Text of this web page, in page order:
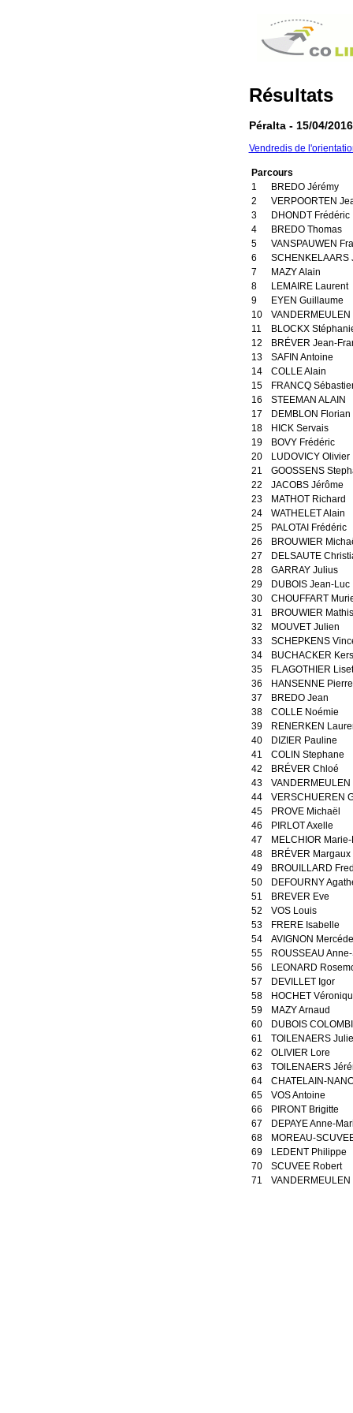
Résultats
Péralta - 15/04/2016
Vendredis de
Parcours
1
BREDO Jérémy
2
VERPOORTEN
3
DHONDT Frédéric
4
BREDO Thomas
5
VANSPAUWEN
6
SCHENKELAARS
7
MAZY Alain
8
LEMAIRE Laurent
9
EYEN Guillaume
10
11
BLOCKX
12
BRÉVER Jean-
13
SAFIN Antoine
14
COLLE Alain
15
FRANCQ
16
STEEMAN ALAIN
17
DEMBLON Florian
18
HICK Servais
19
BOVY Frédéric
20
LUDOVICY Olivier
21
GOOSSENS
22
JACOBS Jérôme
23
MATHOT Richard
24
WATHELET Alain
25
PALOTAI Frédéric
26
BROUWIER
27
DELSAUTE
28
GARRAY Julius
29
DUBOIS Jean-Luc
30
CHOUFFART
31
BROUWIER Mathis
32
MOUVET Julien
33
SCHEPKENS
34
BUCHACKER
35
FLAGOTHIER
36
HANSENNE
37
BREDO Jean
38
COLLE Noémie
39
RENERKEN
40
DIZIER Pauline
41
COLIN Stephane
42
BRÉVER Chloé
43
44
VERSCHUEREN
45
PROVE Michaël
46
PIRLOT Axelle
47
MELCHIOR
48
BRÉVER Margaux
49
BROUILLARD
50
DEFOURNY
51
BREVER Eve
52
VOS Louis
53
FRERE Isabelle
54
AVIGNON
55
ROUSSEAU
56
LEONARD
57
DEVILLET Igor
58
HOCHET
59
MAZY Arnaud
60
DUBOIS
61
TOlLENAERS Julie
62
OLIVIER Lore
63
TOlLENAERS
64
CHATELAIN-
65
VOS Antoine
66
PIRONT Brigitte
67
DEPAYE Anne-
68
MOREAU-
69
LEDENT Philippe
70
SCUVEE Robert
71
VANDERMEULEN